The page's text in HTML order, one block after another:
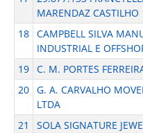
MARENDAZ CASTILHO
18 CAMPBELL SILVA
INDUSTRIAL E
19 C. M. PORTES
20 G. A. CARVALHO
LTDA
21 SOLA SIGNATURE